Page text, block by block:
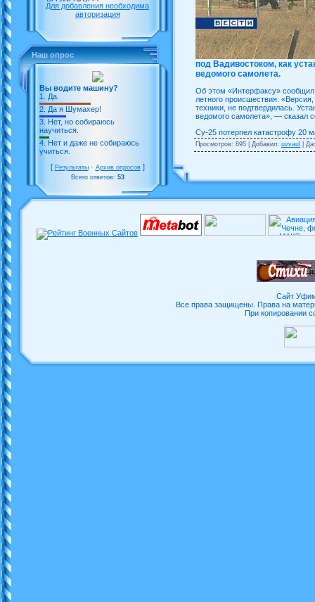
Для добавления необходима
авторизация
Наш опрос
Вы водите машину?
1. Да.
2. Да я Шумахер!
3. Нет, но собираюсь
научиться.
4. Нет и даже не собираюсь
учиться.
[ Результаты· Архив опросов]
Всего ответов: 53
под Вадивостоком, как
ведомого самолета.
Об этом «Интерфаксу» сообщил
летного происшествия.
техники, не подтвердилась.
ведомого самолета», — сказал
Су-25 потерпел катастрофу 20
Просмотров: 895 | Добавил: uvvaul |
Сайт
Все права защищены. Права на
При копировании